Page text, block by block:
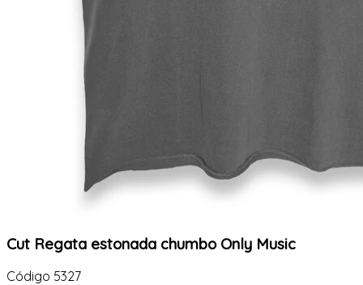
Cut Regata estonada chumbo Only Music
Código 5327